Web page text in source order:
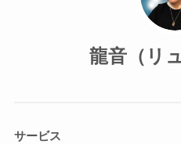
龍音（リ
サービス